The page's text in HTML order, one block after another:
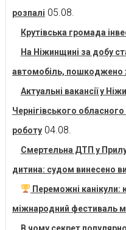
розпалі 05.08.
Крутівська громада
На Ніжинщині за добу
автомобіль, пошкоджено
Актуальні вакансії у
Чернігівського
роботу 04.08.
Смертельна ДТП у
дитина: судом винесено
Переможні канікули:
міжнародний фестиваль
В чому секрет